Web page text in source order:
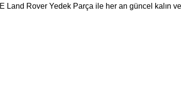
E Land Rover Yedek Parça ile her an güncel kalın